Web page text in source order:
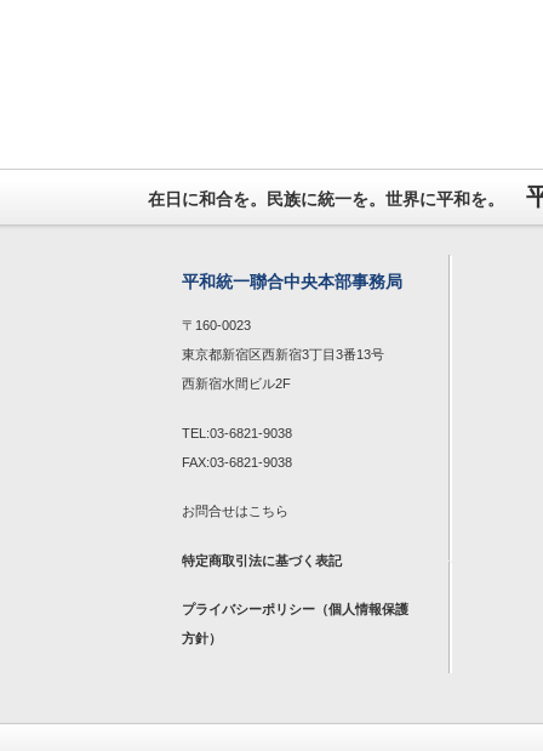
在日に和合を。民族に統一を。世界に平和を。
平和統一聯合中央本部事務局
〒160-0023
東京都新宿区西新宿3丁目3番13号
西新宿水間ビル2F
TEL:03-6821-9038
FAX:03-6821-9038
お問合せは こちら
特定商取引法に基づく表記
プライバシーポリシー（個人情報保護
方針）